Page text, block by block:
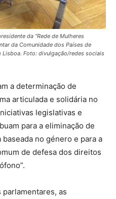
da “Rede de Mulheres
da Comunidade dos Países de
Lisboa. Foto: divulgação/redes sociais
a determinação de
articulada e solidária no
legislativas e
para a eliminação de
no género e para a
de defesa dos direitos
as